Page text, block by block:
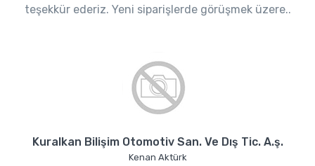
teşekkür ederiz. Yeni siparişlerde görüşmek üzere..
Kuralkan Bilişim Otomotiv San. Ve Dış Tic. A.ş.
Kenan Aktürk